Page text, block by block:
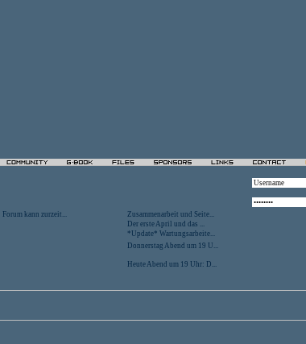
Forum kann zurzeit...
Zusammenarbeit und Seite...
Der erste April und das ...
*Update* Wartungsarbeite...
Donnerstag Abend um 19 U...
Heute Abend um 19 Uhr: D...